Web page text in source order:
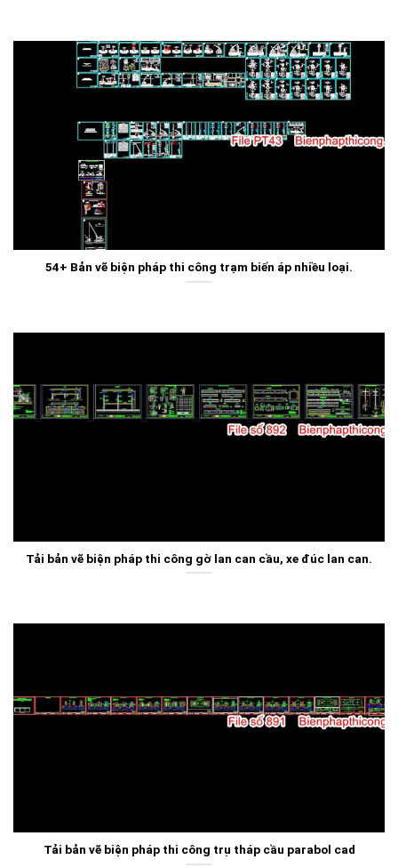
54+ Bản vẽ biện pháp thi công trạm biến áp nhiều loại.
Tải bản vẽ biện pháp thi công gờ lan can cầu, xe đúc lan can.
Tải bản vẽ biện pháp thi công trụ tháp cầu parabol cad